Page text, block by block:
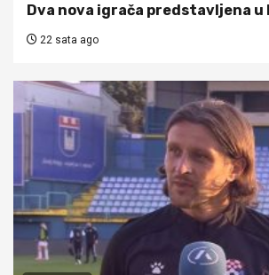
Dva nova igrača predstavljena u
22 sata ago